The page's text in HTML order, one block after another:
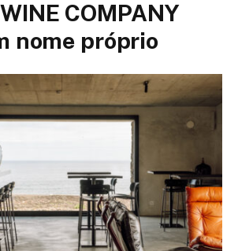
COMPANY
nome próprio